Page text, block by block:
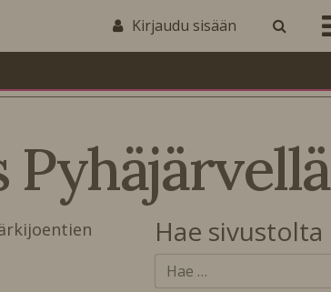
Kirjaudu sisään
Pyhäjärvellä
Hae sivustolta